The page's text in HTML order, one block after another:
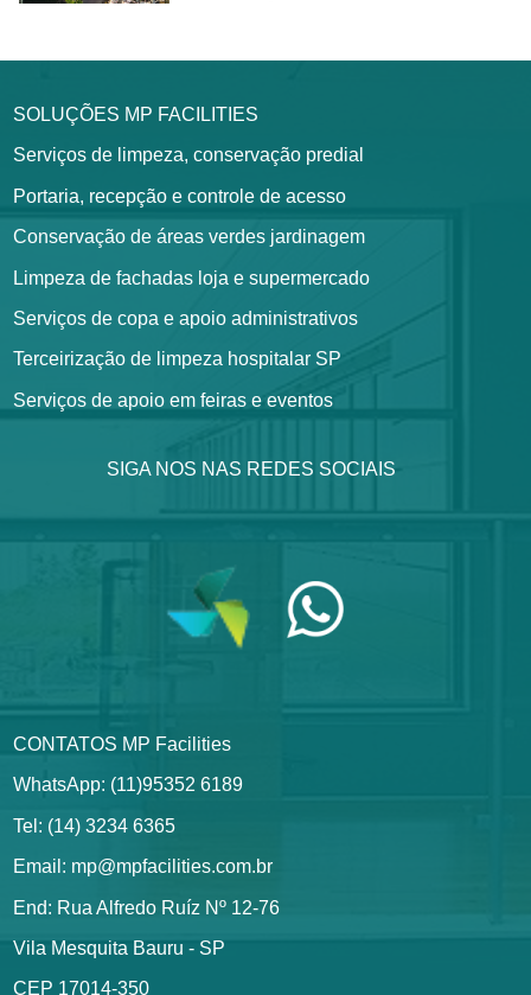
SOLUÇÕES MP FACILITIES
Serviços de limpeza, conservação predial
Portaria, recepção e controle de acesso
Conservação de áreas verdes jardinagem
Limpeza de fachadas loja e supermercado
Serviços de copa e apoio administrativos
Terceirização de limpeza hospitalar SP
Serviços de apoio em feiras e eventos
SIGA NOS NAS REDES SOCIAIS
CONTATOS MP Facilities
WhatsApp: (11)95352 6189
Tel: (14) 3234 6365
Email: mp@mpfacilities.com.br
End: Rua Alfredo Ruíz Nº 12-76
Vila Mesquita Bauru - SP
CEP 17014-350